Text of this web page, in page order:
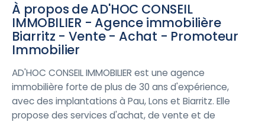
À propos de AD'HOC CONSEIL
IMMOBILIER - Agence immobilière
Biarritz - Vente - Achat - Promoteur
Immobilier
AD'HOC CONSEIL IMMOBILIER est une agence
immobilière forte de plus de 30 ans d'expérience,
avec des implantations à Pau, Lons et Biarritz. Elle
propose des services d'achat, de vente et de